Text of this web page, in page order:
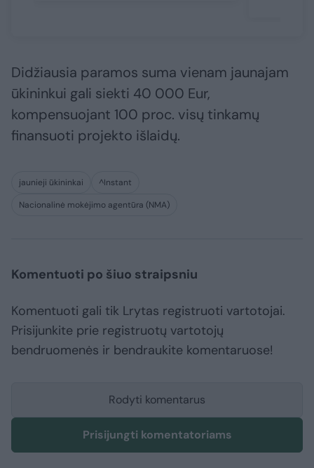
Didžiausia paramos suma vienam jaunajam
ūkininkui gali siekti 40 000 Eur,
kompensuojant 100 proc. visų tinkamų
finansuoti projekto išlaidų.
jaunieji ūkininkai
^Instant
Nacionalinė mokėjimo agentūra (NMA)
Komentuoti po šiuo straipsniu
Komentuoti gali tik Lrytas registruoti vartotojai.
Prisijunkite prie registruotų vartotojų
bendruomenės ir bendraukite komentaruose!
Rodyti komentarus
Prisijungti komentatoriams